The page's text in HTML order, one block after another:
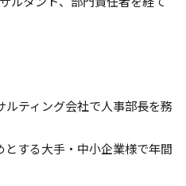
ティング会社で人事部長を務
する大手・中小企業様で年間